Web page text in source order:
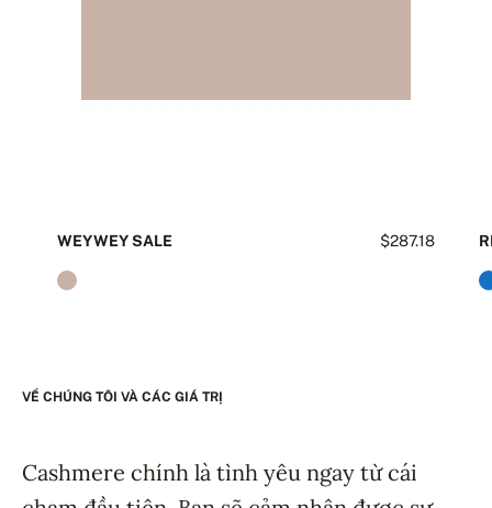
$287.18
WEYWEY SALE
VỀ CHÚNG TÔI VÀ CÁC GIÁ TRỊ
Cashmere chính là tình yêu ngay từ cái